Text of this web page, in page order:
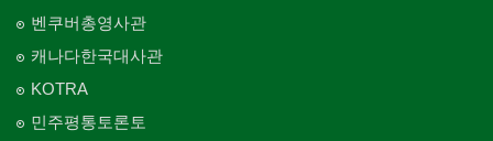
벤쿠버총영사관
캐나다한국대사관
KOTRA
민주평통토론토